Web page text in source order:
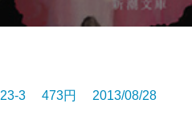
3 473円 2013/08/28